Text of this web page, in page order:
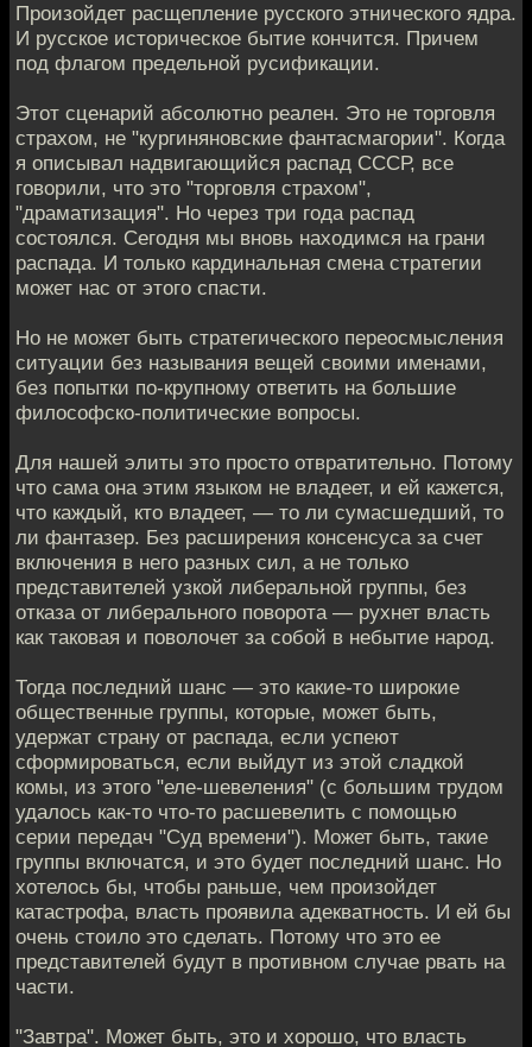
Произойдет расщепление русского этнического ядра.
И русское историческое бытие кончится. Причем
под флагом предельной русификации.
Этот сценарий абсолютно реален. Это не торговля
страхом, не "кургиняновские фантасмагории". Когда
я описывал надвигающийся распад СССР, все
говорили, что это "торговля страхом",
"драматизация". Но через три года распад
состоялся. Сегодня мы вновь находимся на грани
распада. И только кардинальная смена стратегии
может нас от этого спасти.
Но не может быть стратегического переосмысления
ситуации без называния вещей своими именами,
без попытки по-крупному ответить на большие
философско-политические вопросы.
Для нашей элиты это просто отвратительно. Потому
что сама она этим языком не владеет, и ей кажется,
что каждый, кто владеет, — то ли сумасшедший, то
ли фантазер. Без расширения консенсуса за счет
включения в него разных сил, а не только
представителей узкой либеральной группы, без
отказа от либерального поворота — рухнет власть
как таковая и поволочет за собой в небытие народ.
Тогда последний шанс — это какие-то широкие
общественные группы, которые, может быть,
удержат страну от распада, если успеют
сформироваться, если выйдут из этой сладкой
комы, из этого "еле-шевеления" (с большим трудом
удалось как-то что-то расшевелить с помощью
серии передач "Суд времени"). Может быть, такие
группы включатся, и это будет последний шанс. Но
хотелось бы, чтобы раньше, чем произойдет
катастрофа, власть проявила адекватность. И ей бы
очень стоило это сделать. Потому что это ее
представителей будут в противном случае рвать на
части.
"Завтра". Может быть, это и хорошо, что власть